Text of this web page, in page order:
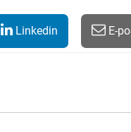
Linkedin E-